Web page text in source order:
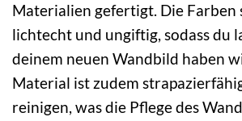
Materialien gefertigt. Die Farben
lichtecht und ungiftig, sodass du
deinem neuen Wandbild haben
Material ist zudem
reinigen, was die Pflege des